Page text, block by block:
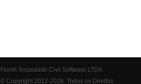
Fiorilli Sociedade Civil Software LTDA
© Copyright 2012-2026. Todos os Direitos